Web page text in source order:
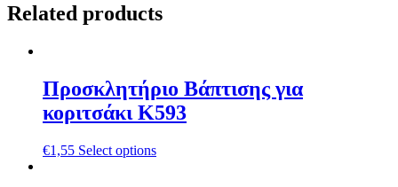
Related products
Προσκλητήριο Βάπτισης για
κοριτσάκι Κ593
€1,55 Select options